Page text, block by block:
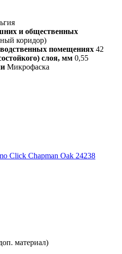
и общественных
коридор)
помещениях 42
слоя, мм 0,55
Микрофаска
Click Chapman Oak 24238
материал)